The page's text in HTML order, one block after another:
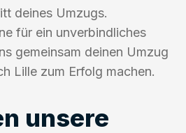
deines Umzugs.
für ein unverbindliches
gemeinsam deinen Umzug
Lille zum Erfolg machen.
unsere